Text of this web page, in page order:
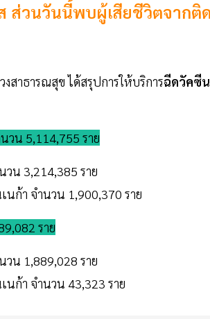
ส่วนวันนี้พบผู้เสียชีวิตจากติ
สาธารณสุข ได้สรุปการให้บริการฉีดวัคซีน
วน 5,114,755 ราย
วน 3,214,385 ราย
นก้า จำนวน 1,900,370 ราย
ราย
วน 1,889,028 ราย
นก้า จำนวน 43,323 ราย